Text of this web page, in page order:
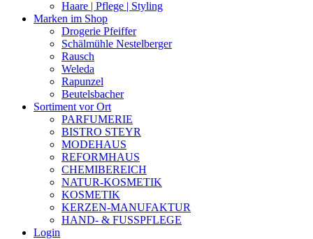
Haare | Pflege | Styling
Marken im Shop
Drogerie Pfeiffer
Schälmühle Nestelberger
Rausch
Weleda
Rapunzel
Beutelsbacher
Sortiment vor Ort
PARFUMERIE
BISTRO STEYR
MODEHAUS
REFORMHAUS
CHEMIBEREICH
NATUR-KOSMETIK
KOSMETIK
KERZEN-MANUFAKTUR
HAND- & FUSSPFLEGE
Login